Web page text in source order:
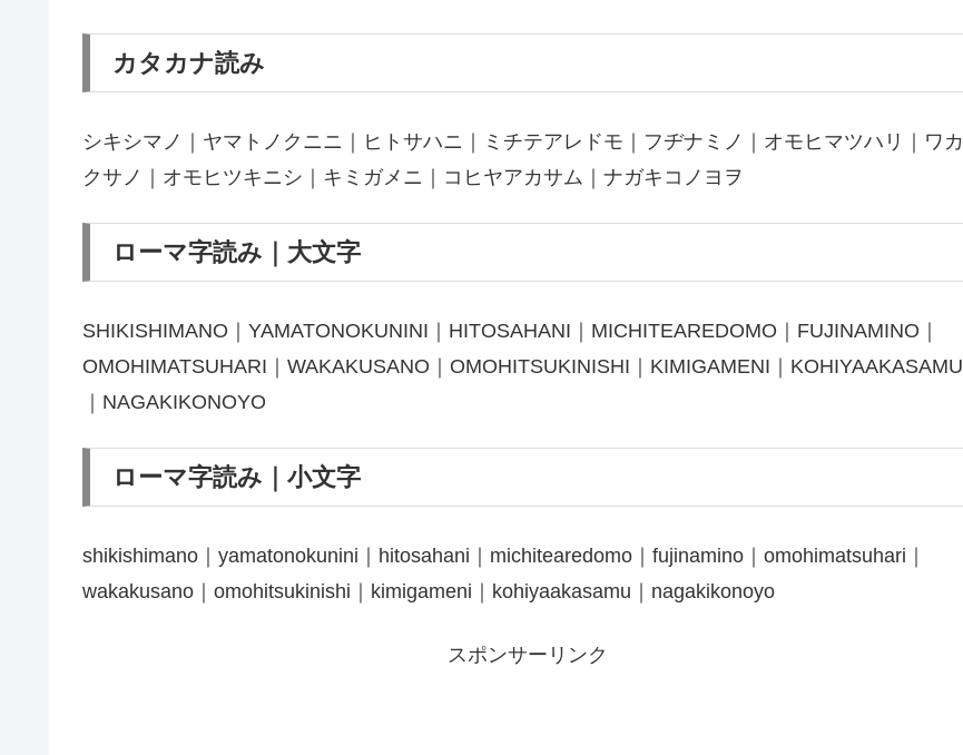
カタカナ読み
シキシマノ｜ヤマトノクニニ｜ヒトサハニ｜ミチテアレドモ｜フヂナミノ｜オモヒマツハリ｜ワカ
クサノ｜オモヒツキニシ｜キミガメニ｜コヒヤアカサム｜ナガキコノヨヲ
ローマ字読み｜大文字
SHIKISHIMANO｜YAMATONOKUNINI｜HITOSAHANI｜MICHITEAREDOMO｜FUJINAMINO｜
OMOHIMATSUHARI｜WAKAKUSANO｜OMOHITSUKINISHI｜KIMIGAMENI｜KOHIYAAKASAMU
｜NAGAKIKONOYO
ローマ字読み｜小文字
shikishimano｜yamatonokunini｜hitosahani｜michitearedomo｜fujinamino｜omohimatsuhari｜
wakakusano｜omohitsukinishi｜kimigameni｜kohiyaakasamu｜nagakikonoyo
スポンサーリンク